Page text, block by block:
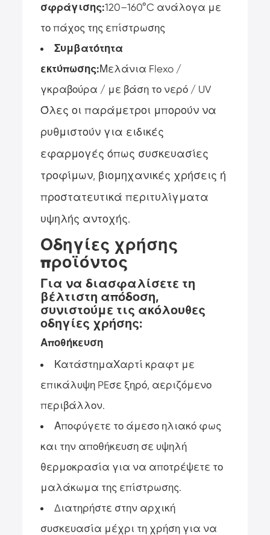
σφράγισης:120–160°C ανάλογα με
το πάχος της επίστρωσης
Συμβατότητα
εκτύπωσης:Μελάνια Flexo /
γκραβούρα / με βάση το νερό / UV
Όλες οι παράμετροι μπορούν να
ρυθμιστούν για ειδικές
εφαρμογές όπως συσκευασίες
τροφίμων, βιομηχανικές χρήσεις ή
προστατευτικά περιτυλίγματα
υψηλής αντοχής.
Οδηγίες χρήσης
προϊόντος
Για να διασφαλίσετε τη
βέλτιστη απόδοση,
συνιστούμε τις ακόλουθες
οδηγίες χρήσης:
Αποθήκευση
ΚατάστημαΧαρτί κραφτ με
επικάλυψη PEσε ξηρό, αεριζόμενο
περιβάλλον.
Αποφύγετε το άμεσο ηλιακό φως
και την αποθήκευση σε υψηλή
θερμοκρασία για να αποτρέψετε το
μαλάκωμα της επίστρωσης.
Διατηρήστε στην αρχική
συσκευασία μέχρι τη χρήση για να